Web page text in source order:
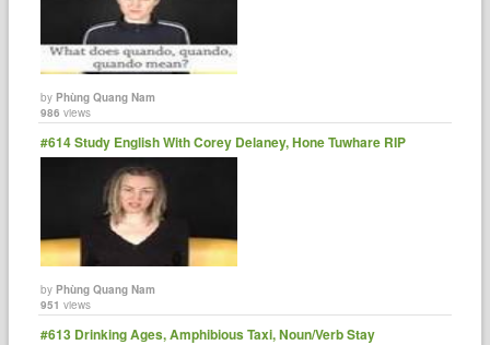
byPhùng Quang Nam
986 views
#614 Study English With Corey Delaney, Hone Tuwhare RIP
byPhùng Quang Nam
951 views
#613 Drinking Ages, Amphibious Taxi, Noun/Verb Stay